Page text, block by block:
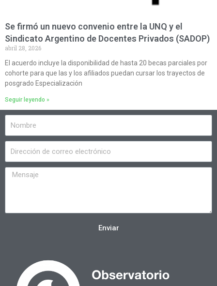
Se firmó un nuevo convenio entre la UNQ y el
Sindicato Argentino de Docentes Privados (SADOP)
abril 28, 2026
El acuerdo incluye la disponibilidad de hasta 20 becas parciales por
cohorte para que las y los afiliados puedan cursar los trayectos de
posgrado Especialización
Seguir leyendo »
Enviar